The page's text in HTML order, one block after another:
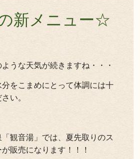
新メニュー☆
うな天気が続きますね・・・
をこまめにとって体調には十
い。
観音湯」では、夏先取りのス
販売になります！！！